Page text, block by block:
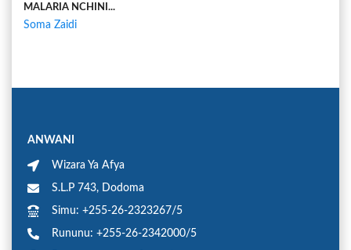
MALARIA NCHINI...
Soma Zaidi
ANWANI
Wizara Ya Afya
S.L.P 743, Dodoma
Simu: +255-26-2323267/5
Rununu: +255-26-2342000/5